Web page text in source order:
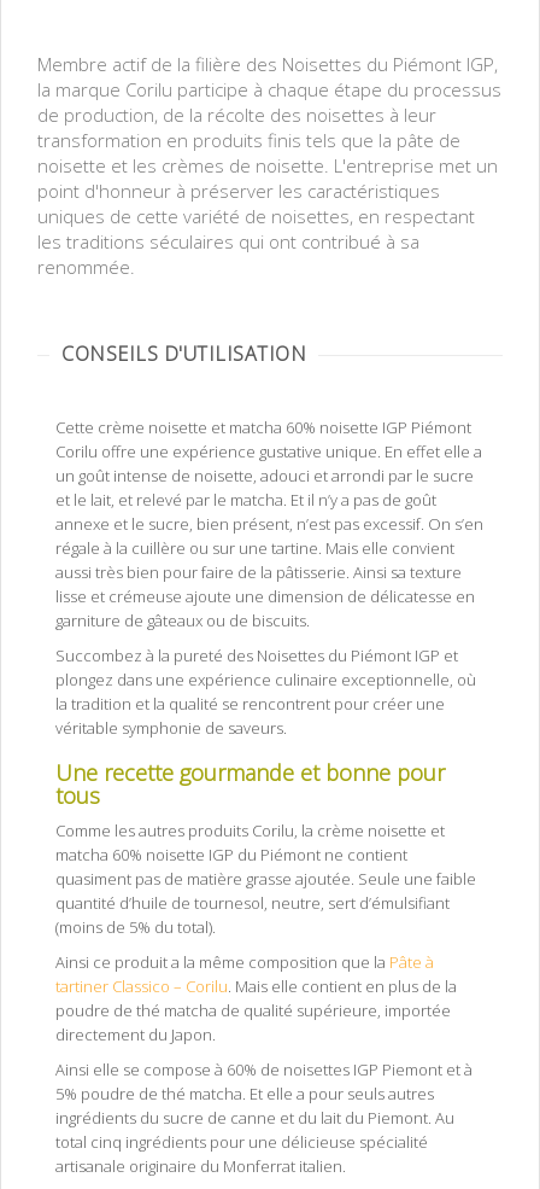
Membre actif de la filière des Noisettes du Piémont IGP,
la marque Corilu participe à chaque étape du processus
de production, de la récolte des noisettes à leur
transformation en produits finis tels que la pâte de
noisette et les crèmes de noisette. L'entreprise met un
point d'honneur à préserver les caractéristiques
uniques de cette variété de noisettes, en respectant
les traditions séculaires qui ont contribué à sa
renommée.
CONSEILS D'UTILISATION
Cette crème noisette et matcha 60% noisette IGP Piémont
Corilu offre une expérience gustative unique. En effet elle a
un goût intense de noisette, adouci et arrondi par le sucre
et le lait, et relevé par le matcha. Et il n’y a pas de goût
annexe et le sucre, bien présent, n’est pas excessif. On s’en
régale à la cuillère ou sur une tartine. Mais elle convient
aussi très bien pour faire de la pâtisserie. Ainsi sa texture
lisse et crémeuse ajoute une dimension de délicatesse en
garniture de gâteaux ou de biscuits.
Succombez à la pureté des Noisettes du Piémont IGP et
plongez dans une expérience culinaire exceptionnelle, où
la tradition et la qualité se rencontrent pour créer une
véritable symphonie de saveurs.
Une recette gourmande et bonne pour
tous
Comme les autres produits Corilu, la crème noisette et
matcha 60% noisette IGP du Piémont ne contient
quasiment pas de matière grasse ajoutée. Seule une faible
quantité d’huile de tournesol, neutre, sert d’émulsifiant
(moins de 5% du total).
Ainsi ce produit a la même composition que la Pâte à
tartiner Classico – Corilu. Mais elle contient en plus de la
poudre de thé matcha de qualité supérieure, importée
directement du Japon.
Ainsi elle se compose à 60% de noisettes IGP Piemont et à
5% poudre de thé matcha. Et elle a pour seuls autres
ingrédients du sucre de canne et du lait du Piemont. Au
total cinq ingrédients pour une délicieuse spécialité
artisanale originaire du Monferrat italien.